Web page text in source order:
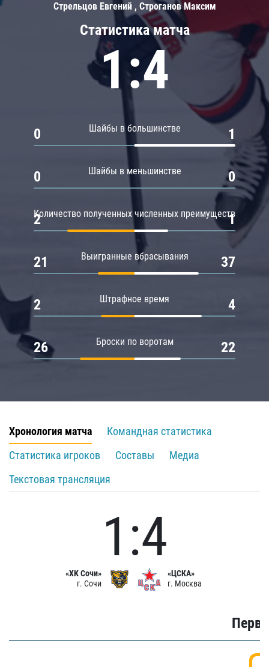
Статистика матча
1:4
Шайбы в большинстве
0 1
Шайбы в меньшинстве
0 0
Количество полученных численных преимуществ
2 1
Выигранные вбрасывания
21 37
Штрафное время
2 4
Броски по воротам
26 22
Стрельцов Евгений , Строганов Максим
Хронология матча
Командная статистика
Статистика игроков
Составы
Медиа
Текстовая трансляция
«ХК Сочи»
г. Сочи
1:4
«ЦСКА»
г. Москва